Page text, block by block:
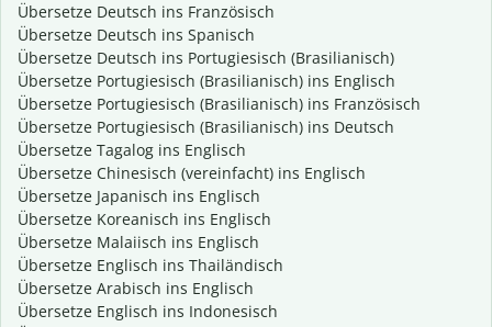
Übersetze Deutsch ins Französisch
Übersetze Deutsch ins Spanisch
Übersetze Deutsch ins Portugiesisch (Brasilianisch)
Übersetze Portugiesisch (Brasilianisch) ins Englisch
Übersetze Portugiesisch (Brasilianisch) ins Französisch
Übersetze Portugiesisch (Brasilianisch) ins Deutsch
Übersetze Tagalog ins Englisch
Übersetze Chinesisch (vereinfacht) ins Englisch
Übersetze Japanisch ins Englisch
Übersetze Koreanisch ins Englisch
Übersetze Malaiisch ins Englisch
Übersetze Englisch ins Thailändisch
Übersetze Arabisch ins Englisch
Übersetze Englisch ins Indonesisch